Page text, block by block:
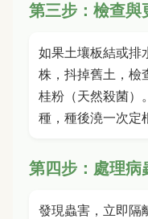
第三步：檢查與
如果土壤板結或排
株，抖掉舊土，檢
桂粉（天然殺菌）
種，種後澆一次定
第四步：處理病
發現蟲害，立即隔